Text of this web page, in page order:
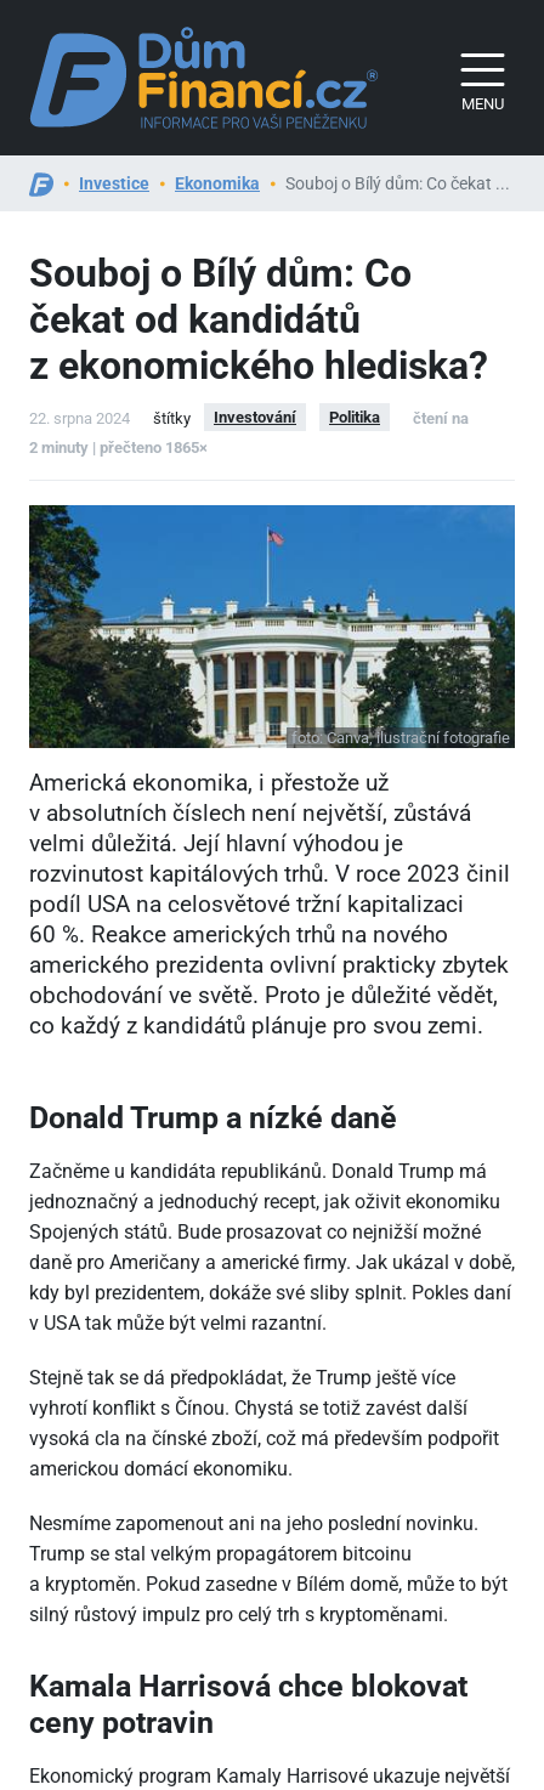
MENU
Investice Ekonomika Souboj o Bílý dům: Co čekat ...
Souboj o Bílý dům: Co
čekat od kandidátů
z ekonomického hlediska?
22. srpna 2024 štítky Investování Politika
čtení na
2 minuty | přečteno 1865×
foto:Canva, ilustrační fotografie
Americká ekonomika, i přestože už
v absolutních číslech není největší, zůstává
velmi důležitá. Její hlavní výhodou je
rozvinutost kapitálových trhů. V roce 2023 činil
podíl USA na celosvětové tržní kapitalizaci
60 %. Reakce amerických trhů na nového
amerického prezidenta ovlivní prakticky zbytek
obchodování ve světě. Proto je důležité vědět,
co každý z kandidátů plánuje pro svou zemi.
Donald Trump a nízké daně
Začněme u kandidáta republikánů. Donald Trump má
jednoznačný a jednoduchý recept, jak oživit ekonomiku
Spojených států. Bude prosazovat co nejnižší možné
daně pro Američany a americké firmy. Jak ukázal v době,
kdy byl prezidentem, dokáže své sliby splnit. Pokles daní
v USA tak může být velmi razantní.
Stejně tak se dá předpokládat, že Trump ještě více
vyhrotí konflikt s Čínou. Chystá se totiž zavést další
vysoká cla na čínské zboží, což má především podpořit
americkou domácí ekonomiku.
Nesmíme zapomenout ani na jeho poslední novinku.
Trump se stal velkým propagátorem bitcoinu
a kryptoměn. Pokud zasedne v Bílém domě, může to být
silný růstový impulz pro celý trh s kryptoměnami.
Kamala Harrisová chce blokovat
ceny potravin
Ekonomický program Kamaly Harrisové ukazuje největší